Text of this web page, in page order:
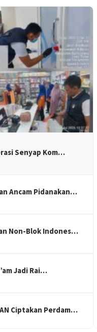
Senyap Kom…
Ancam Pidanakan…
Non-Blok Indones…
Jadi Rai…
Ciptakan Perdam…